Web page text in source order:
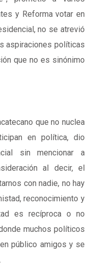
y Reforma votar en
no se atrevió
aspiraciones políticas
que no es sinónimo
que no nuclea
en política, dio
sin mencionar a
al decir, el
con nadie, no hay
reconocimiento y
es recíproca o no
muchos políticos
público amigos y se